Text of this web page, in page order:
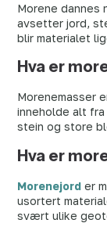
Morene dannes
avsetter jord,
blir materialet
Hva er
Morenemasser
inneholde alt
stein og store
Hva er
Morenejord er
usortert
svært ulike